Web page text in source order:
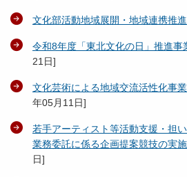
文化部活動地域展開・地域連携推
令和8年度「東北文化の日」推進事
21日]
文化芸術による地域交流活性化事業
年05月11日]
若手アーティスト等活動支援・担
業務委託に係る企画提案競技の実
日]